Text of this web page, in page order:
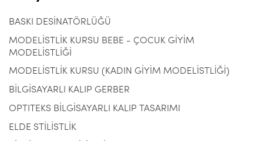
BASKI DESİNATÖRLÜĞÜ
MODELİSTLİK KURSU BEBE - ÇOCUK GİYİM
MODELİSTLİĞİ
MODELİSTLİK KURSU (KADIN GİYİM MODELİSTLİĞİ)
BİLGİSAYARLI KALIP GERBER
OPTITEKS BİLGİSAYARLI KALIP TASARIMI
ELDE STİLİSTLİK